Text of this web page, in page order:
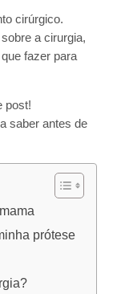
cirúrgico.
a cirurgia,
fazer para
post!
saber antes de
prótese